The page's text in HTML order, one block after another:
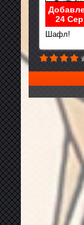
Шафл!
24